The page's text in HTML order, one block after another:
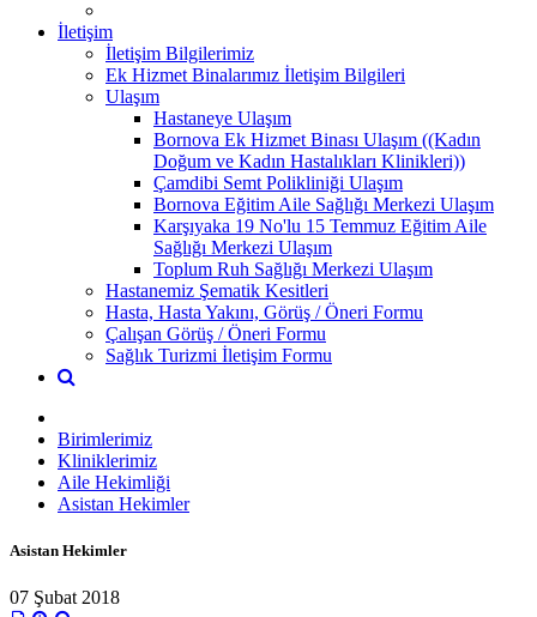
İletişim
İletişim Bilgilerimiz
Ek Hizmet Binalarımız İletişim Bilgileri
Ulaşım
Hastaneye Ulaşım
Bornova Ek Hizmet Binası Ulaşım ((Kadın
Doğum ve Kadın Hastalıkları Klinikleri))
Çamdibi Semt Polikliniği Ulaşım
Bornova Eğitim Aile Sağlığı Merkezi Ulaşım
Karşıyaka 19 No'lu 15 Temmuz Eğitim Aile
Sağlığı Merkezi Ulaşım
Toplum Ruh Sağlığı Merkezi Ulaşım
Hastanemiz Şematik Kesitleri
Hasta, Hasta Yakını, Görüş / Öneri Formu
Çalışan Görüş / Öneri Formu
Sağlık Turizmi İletişim Formu
Birimlerimiz
Kliniklerimiz
Aile Hekimliği
Asistan Hekimler
Asistan Hekimler
07 Şubat 2018